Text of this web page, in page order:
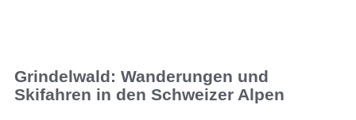
Grindelwald: Wanderungen und
Skifahren in den Schweizer Alpen